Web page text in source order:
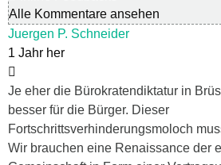
Alle Kommentare ansehen
Juergen P. Schneider
1 Jahr her
Je eher die Bürokratendiktatur in
besser für die Bürger. Dieser
Fortschrittsverhinderungsmoloch
Wir brauchen eine Renaissance der